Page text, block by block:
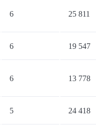
6 25 811
6 19 547
6 13 778
5 24 418